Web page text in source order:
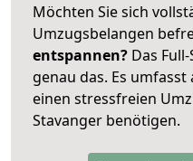
Möchten Sie sich
Umzugsbelangen
entspannen? Das
genau das. Es
einen stressfreien
Stavanger benötigen.